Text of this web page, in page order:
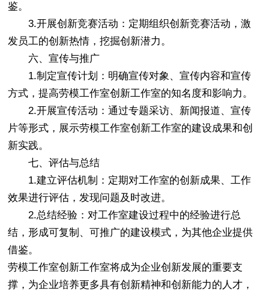
鉴。
3.开展创新竞赛活动：定期组织创新竞赛活动，激
发员工的创新热情，挖掘创新潜力。
六、宣传与推广
1.制定宣传计划：明确宣传对象、宣传内容和宣传
方式，提高劳模工作室创新工作室的知名度和影响力。
2.开展宣传活动：通过专题采访、新闻报道、宣传
片等形式，展示劳模工作室创新工作室的建设成果和创
新实践。
七、评估与总结
1.建立评估机制：定期对工作室的创新成果、工作
效果进行评估，发现问题及时改进。
2.总结经验：对工作室建设过程中的经验进行总
结，形成可复制、可推广的建设模式，为其他企业提供
借鉴。
劳模工作室创新工作室将成为企业创新发展的重要支
撑，为企业培养更多具有创新精神和创新能力的人才，